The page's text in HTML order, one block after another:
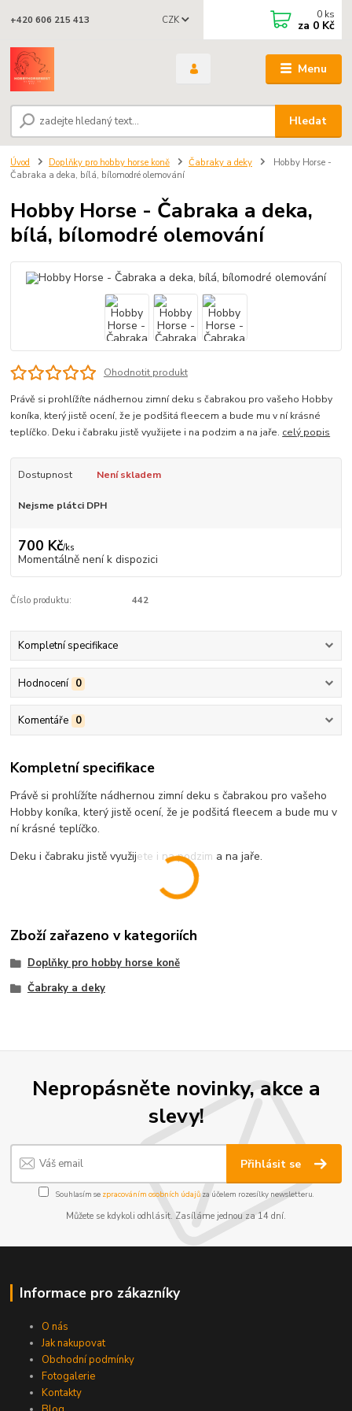
Menu
CZK
Hledat
+420 606 215 413 0 ks
za 0 Kč
Úvod Doplňky pro hobby horse koně Čabraky a deky
Hobby Horse -
Čabraka a deka, bílá, bílomodré olemování
Hobby Horse - Čabraka a deka,
bílá, bílomodré olemování
Ohodnotit produkt
Právě si prohlížíte nádhernou zimní deku s čabrakou pro vašeho Hobby
koníka, který jistě ocení, že je podšitá fleecem a bude mu v ní krásné
teplíčko. Deku i čabraku jistě využijete i na podzim a na jaře. celý popis
Dostupnost Není skladem
Nejsme plátci DPH
700 Kč/ks
Momentálně není k dispozici
Číslo produktu: 442
Kompletní specifikace
Hodnocení 0
Komentáře 0
Kompletní specifikace
Právě si prohlížíte nádhernou zimní deku s čabrakou pro vašeho
Hobby koníka, který jistě ocení, že je podšitá fleecem a bude mu v
ní krásné teplíčko.
Deku i čabraku jistě využijete i na podzim a na jaře.
Zboží zařazeno v kategoriích
Doplňky pro hobby horse koně
Čabraky a deky
Nepropásněte novinky, akce a
slevy!
Přihlásit se
Souhlasím se zpracováním osobních údajůza účelem rozesílky newsletteru.
Můžete se kdykoli odhlásit. Zasíláme jednou za 14 dní.
Informace pro zákazníky
O nás
Jak nakupovat
Obchodní podmínky
Fotogalerie
Kontakty